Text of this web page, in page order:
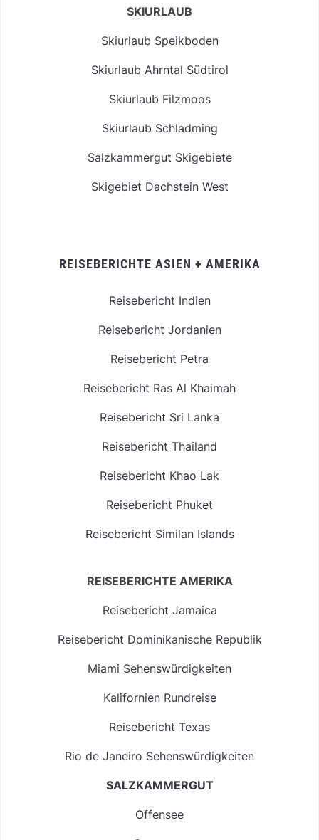
SKIURLAUB
Skiurlaub Speikboden
Skiurlaub Ahrntal Südtirol
Skiurlaub Filzmoos
Skiurlaub Schladming
Salzkammergut Skigebiete
Skigebiet Dachstein West
REISEBERICHTE ASIEN + AMERIKA
Reisebericht Indien
Reisebericht Jordanien
Reisebericht Petra
Reisebericht Ras Al Khaimah
Reisebericht Sri Lanka
Reisebericht Thailand
Reisebericht Khao Lak
Reisebericht Phuket
Reisebericht Similan Islands
REISEBERICHTE AMERIKA
Reisebericht Jamaica
Reisebericht Dominikanische Republik
Miami Sehenswürdigkeiten
Kalifornien Rundreise
Reisebericht Texas
Rio de Janeiro Sehenswürdigkeiten
SALZKAMMERGUT
Offensee